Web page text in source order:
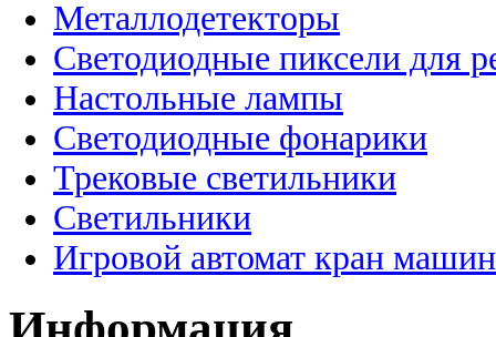
Металлодетекторы
Светодиодные пиксели для
Настольные лампы
Светодиодные фонарики
Трековые светильники
Светильники
Игровой автомат кран